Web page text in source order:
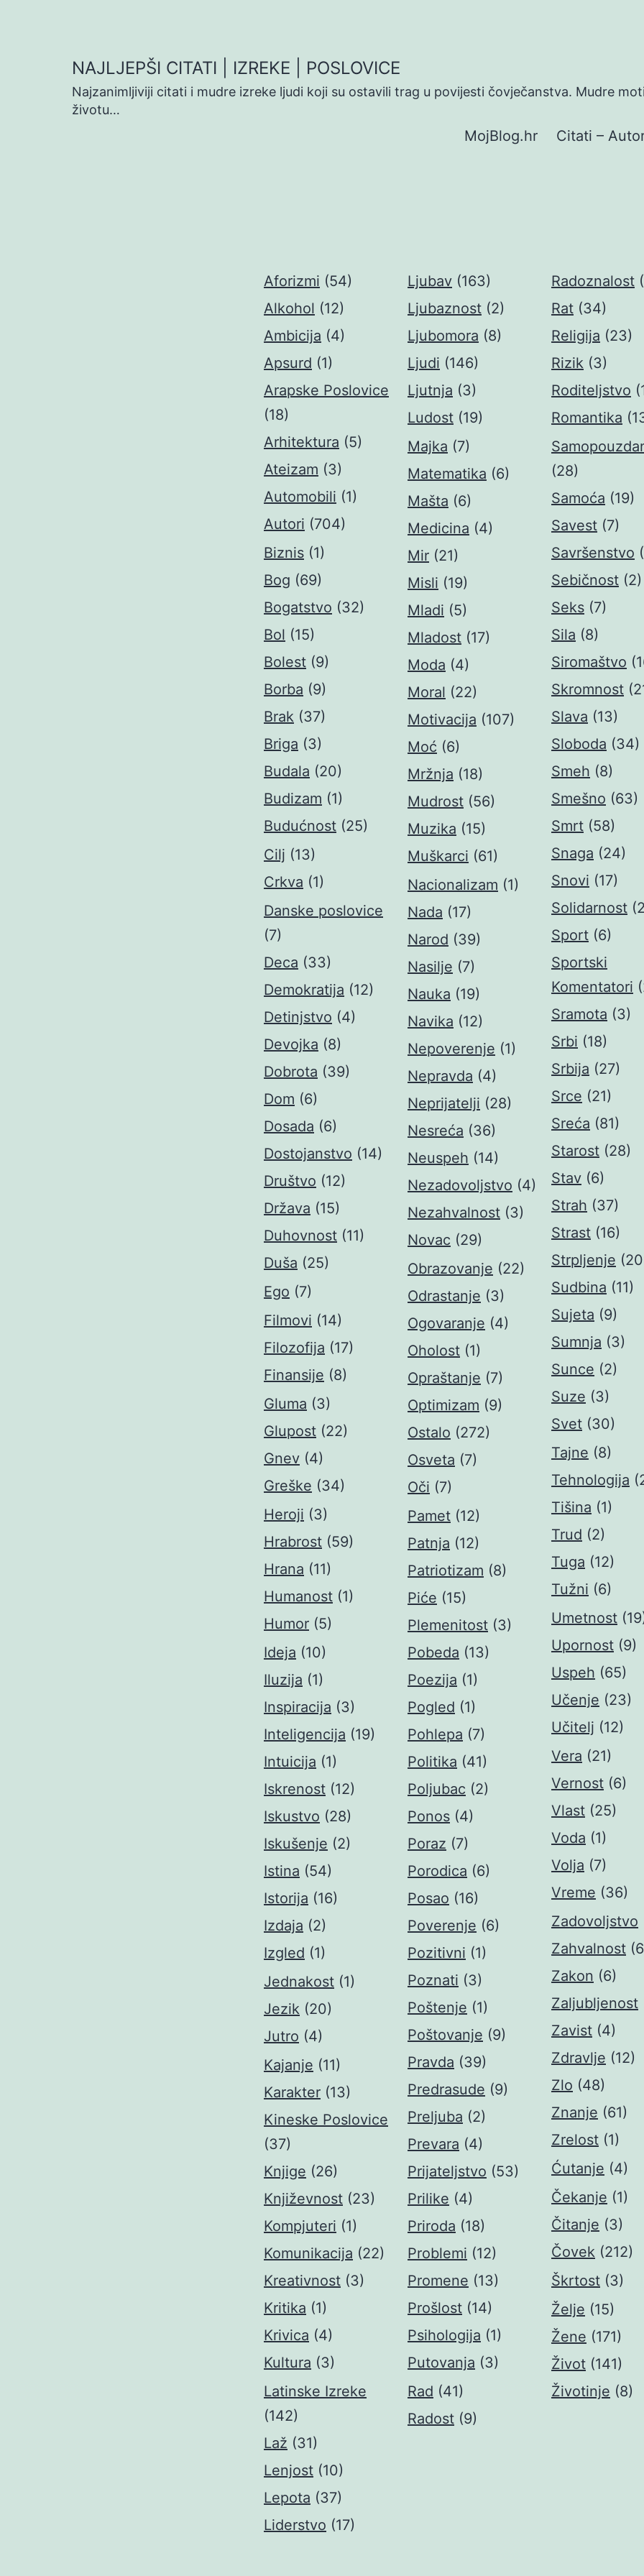
NAJLJEPŠI CITATI | IZREKE | POSLOVICE
Najzanimljiviji citati i mudre izreke ljudi koji su ostavili trag u povijesti čovječanstva. Mudre
životu…
MojBlog.hr Citati –
Aforizmi (54)
Alkohol (12)
Ambicija (4)
Apsurd (1)
Arapske Poslovice
(18)
Arhitektura (5)
Ateizam (3)
Automobili (1)
Autori (704)
Biznis (1)
Bog (69)
Bogatstvo (32)
Bol (15)
Bolest (9)
Borba (9)
Brak (37)
Briga (3)
Budala (20)
Budizam (1)
Budućnost (25)
Cilj (13)
Crkva (1)
Danske poslovice
(7)
Deca (33)
Demokratija (12)
Detinjstvo (4)
Devojka (8)
Dobrota (39)
Dom (6)
Dosada (6)
Dostojanstvo (14)
Društvo (12)
Država (15)
Duhovnost (11)
Duša (25)
Ego (7)
Filmovi (14)
Filozofija (17)
Finansije (8)
Gluma (3)
Glupost (22)
Gnev (4)
Greške (34)
Heroji (3)
Hrabrost (59)
Hrana (11)
Humanost (1)
Humor (5)
Ideja (10)
Iluzija (1)
Inspiracija (3)
Inteligencija (19)
Intuicija (1)
Iskrenost (12)
Iskustvo (28)
Iskušenje (2)
Istina (54)
Istorija (16)
Izdaja (2)
Izgled (1)
Jednakost (1)
Jezik (20)
Jutro (4)
Kajanje (11)
Karakter (13)
Kineske Poslovice
(37)
Knjige (26)
Književnost (23)
Kompjuteri (1)
Komunikacija (22)
Kreativnost (3)
Kritika (1)
Krivica (4)
Kultura (3)
Latinske Izreke
(142)
Laž (31)
Lenjost (10)
Lepota (37)
Liderstvo (17)
Ljubav (163)
Ljubaznost (2)
Ljubomora (8)
Ljudi (146)
Ljutnja (3)
Ludost (19)
Majka (7)
Matematika (6)
Mašta (6)
Medicina (4)
Mir (21)
Misli (19)
Mladi (5)
Mladost (17)
Moda (4)
Moral (22)
Motivacija (107)
Moć (6)
Mržnja (18)
Mudrost (56)
Muzika (15)
Muškarci (61)
Nacionalizam (1)
Nada (17)
Narod (39)
Nasilje (7)
Nauka (19)
Navika (12)
Nepoverenje (1)
Nepravda (4)
Neprijatelji (28)
Nesreća (36)
Neuspeh (14)
Nezadovoljstvo (4)
Nezahvalnost (3)
Novac (29)
Obrazovanje (22)
Odrastanje (3)
Ogovaranje (4)
Oholost (1)
Opraštanje (7)
Optimizam (9)
Ostalo (272)
Osveta (7)
Oči (7)
Pamet (12)
Patnja (12)
Patriotizam (8)
Piće (15)
Plemenitost (3)
Pobeda (13)
Poezija (1)
Pogled (1)
Pohlepa (7)
Politika (41)
Poljubac (2)
Ponos (4)
Poraz (7)
Porodica (6)
Posao (16)
Poverenje (6)
Pozitivni (1)
Poznati (3)
Poštenje (1)
Poštovanje (9)
Pravda (39)
Predrasude (9)
Preljuba (2)
Prevara (4)
Prijateljstvo (53)
Prilike (4)
Priroda (18)
Problemi (12)
Promene (13)
Prošlost (14)
Psihologija (1)
Putovanja (3)
Rad (41)
Radost (9)
Radoznalost
Rat (34)
Religija (23)
Rizik (3)
Roditeljstvo
Romantika
(28)
Samoća (19)
Savest (7)
Savršenstvo
Sebičnost (2)
Seks (7)
Sila (8)
Siromaštvo
Skromnost
Slava (13)
Sloboda (34)
Smeh (8)
Smešno (63)
Smrt (58)
Snaga (24)
Snovi (17)
Solidarnost
Sport (6)
Sportski
Komentatori
Sramota (3)
Srbi (18)
Srbija (27)
Srce (21)
Sreća (81)
Starost (28)
Stav (6)
Strah (37)
Strast (16)
Strpljenje
Sudbina (11)
Sujeta (9)
Sumnja (3)
Sunce (2)
Suze (3)
Svet (30)
Tajne (8)
Tehnologija
Tišina (1)
Trud (2)
Tuga (12)
Tužni (6)
Umetnost
Upornost (9)
Uspeh (65)
Učenje (23)
Učitelj (12)
Vera (21)
Vernost (6)
Vlast (25)
Voda (1)
Volja (7)
Vreme (36)
Zadovoljstvo
Zahvalnost
Zakon (6)
Zaljubljenost
Zavist (4)
Zdravlje (12)
Zlo (48)
Znanje (61)
Zrelost (1)
Ćutanje (4)
Čekanje (1)
Čitanje (3)
Čovek (212)
Škrtost (3)
Želje (15)
Žene (171)
Život (141)
Životinje (8)